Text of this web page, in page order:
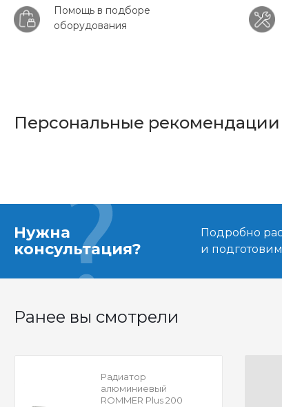
Помощь в подборе
оборудования
Персональные рекомендации
Нужна
консультация?
Подробно
и
Ранее вы смотрели
Радиатор
алюминиевый
ROMMER Plus 200